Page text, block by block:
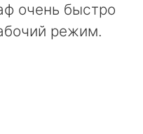
очень быстро
режим.